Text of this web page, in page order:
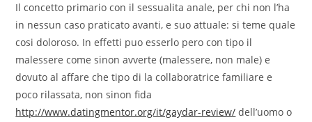
Il concetto primario con il sessualita anale, per chi non l’ha
in nessun caso praticato avanti, e suo attuale: si teme quale
cosi doloroso. In effetti puo esserlo pero con tipo il
malessere come sinon avverte (malessere, non male) e
dovuto al affare che tipo di la collaboratrice familiare e
poco rilassata, non sinon fida
http://www.datingmentor.org/it/gaydar-review/ dell’uomo o